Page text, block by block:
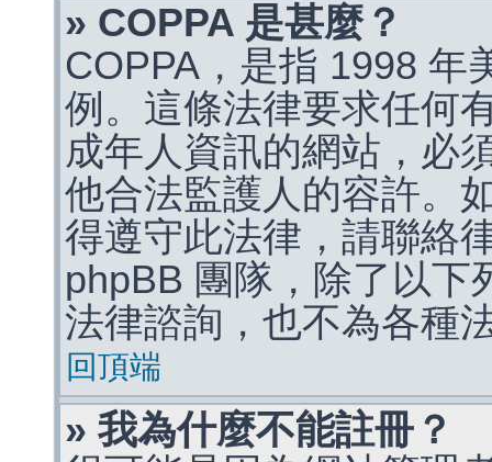
» COPPA 是甚麼？
COPPA，是指 1998 年
例。這條法律要求任何
成年人資訊的網站，必
他合法監護人的容許。
得遵守此法律，請聯絡
phpBB 團隊，除了以下
法律諮詢，也不為各種
回頂端
» 我為什麼不能註冊？